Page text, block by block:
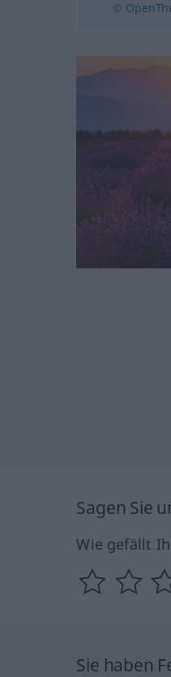
©
Sagen Sie
Wie gefällt
Sie haben